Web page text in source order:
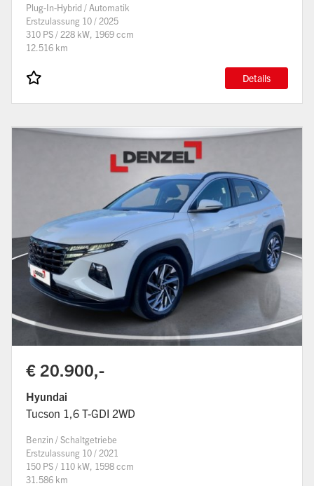
Plug-In-Hybrid / Automatik
Erstzulassung 10 / 2025
310 PS / 228 kW, 1969 ccm
12.516 km
Details
€ 20.900,-
Hyundai
Tucson 1,6 T-GDI 2WD
Benzin / Schaltgetriebe
Erstzulassung 10 / 2021
150 PS / 110 kW, 1598 ccm
31.586 km